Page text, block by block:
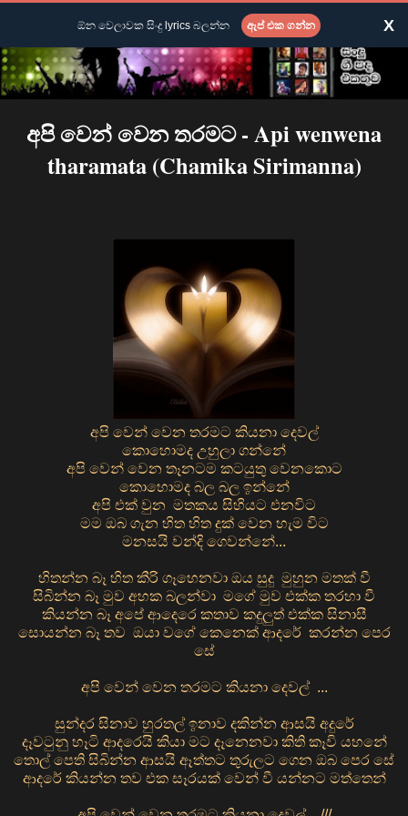
අපි වෙන් වෙන තරමට - Api wenwena
tharamata (Chamika Sirimanna)
අපි වෙන් වෙන තරමට කියනා දෙවල්
කොහොමද උහුලා ගන්නේ
අපි වෙන් වෙන තෑනටම කටයුතු වෙනකොට
කොහොමද බල බල ඉන්නේ
අපි එක් වුන මතකය සිහියට එනවිට
මම ඔබ ගැන හිත හිත දුක් වෙන හැම විට
මනසයි වන්දි ගෙවන්නේ...
හිතන්න බෑ හිත කීරි ගෑහෙනවා ඔය සුදු මුහුන මතක් වී
සිබින්න බෑ මුව අහක බලන්වා මගේ මුව එක්ක තරහා වී
කියන්න බෑ අපේ ආදෙරෙ කතාව කදුලුත් එක්ක සිනාසී
සොයන්න බෑ තව ඔයා වගේ කෙනෙක් ආදරේ කරන්න පෙර
සේ
අපි වෙන් වෙන තරමට කියනා දෙවල් ...
සුන්දර සිනාව හුරතල් ඉනාව දකින්න ආසයි අදුරේ
දෑවටුනු හෑටි ආදරෙයි කියා මට දෑනෙනවා කිති කෑවි යහනේ
තොල් පෙති සිබින්න ආසයි ඈත්තට තුරුලට ගෙන ඔබ පෙර සේ
ආදරේ කියන්න තව එක සෑරයක් වෙන් වී යන්නට මත්තෙන්
ඕන වෙලාවක සිංදු lyrics බලන්න ඇප් එක ගන්න X